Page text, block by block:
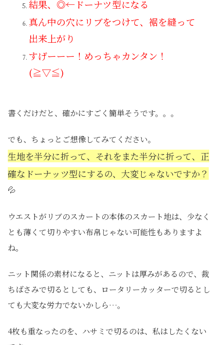
結果、◎←ドーナツ型になる
真ん中の穴にリブをつけて、裾を縫って
出来上がり
すげーーー！めっちゃカンタン！
(≧▽≦)
書くだけだと、確かにすごく簡単そうです。。。
でも、ちょっとご想像してみてください。
生地を半分に折って、それをまた半分に折って、正
確なドーナッツ型にするの、大変じゃないですか？
💦
ウエストがリブのスカートの本体のスカート地は、少なく
とも薄くて切りやすい布帛じゃない可能性もありますよ
ね。
ニット関係の素材になると、ニットは厚みがあるので、裁
ちばさみで切るとしても、ロータリーカッターで切るとし
ても大変な労力でないかしら…。
4枚も重なったのを、ハサミで切るのは、私はしたくない